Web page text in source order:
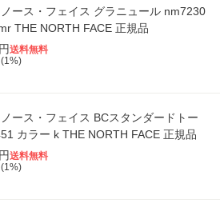
ス・フェイス グラニュール nm7230
mr THE NORTH FACE 正規品
円送料無料
1%)
ース・フェイス BCスタンダードトー
ト nm82451 カラー k THE NORTH FACE 正規品
円送料無料
1%)